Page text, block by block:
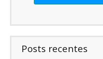
Posts recentes